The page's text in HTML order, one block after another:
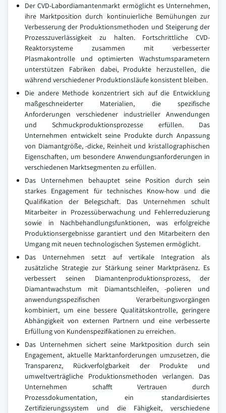
Der CVD-Labordiamantenmarkt ermöglicht es Unternehmen,
ihre Marktposition durch kontinuierliche Bemühungen zur
Verbesserung der Produktionsmethoden und Steigerung der
Prozesszuverlässigkeit zu halten. Fortschrittliche CVD-
Reaktorsysteme zusammen mit verbesserter
Plasmakontrolle und optimierten Wachstumsparametern
unterstützen Fabriken dabei, Produkte herzustellen, die
während verschiedener Produktionsläufe konsistent bleiben.
Die andere Methode konzentriert sich auf die Entwicklung
maßgeschneiderter Materialien, die spezifische
Anforderungen verschiedener industrieller Anwendungen
und Schmuckproduktionsprozesse erfüllen. Das
Unternehmen entwickelt seine Produkte durch Anpassung
von Diamantgröße, -dicke, Reinheit und kristallographischen
Eigenschaften, um besondere Anwendungsanforderungen in
verschiedenen Marktsegmenten zu erfüllen.
Das Unternehmen behauptet seine Position durch sein
starkes Engagement für technisches Know-how und die
Qualifikation der Belegschaft. Das Unternehmen schult
Mitarbeiter in Prozessüberwachung und Fehlerreduzierung
sowie in Nachbehandlungsfunktionen, was erfolgreiche
Produktionsergebnisse garantiert und den Mitarbeitern den
Umgang mit neuen technologischen Systemen ermöglicht.
Das Unternehmen setzt auf vertikale Integration als
zusätzliche Strategie zur Stärkung seiner Marktpräsenz. Es
verbessert seinen Diamantenproduktionsprozess, der
Diamantwachstum mit Diamantschleifen, -polieren und
anwendungsspezifischen Verarbeitungsvorgängen
kombiniert, um eine bessere Qualitätskontrolle, geringere
Abhängigkeit von externen Partnern und eine verbesserte
Erfüllung von Kundenspezifikationen zu erreichen.
Das Unternehmen sichert seine Marktposition durch sein
Engagement, aktuelle Marktanforderungen umzusetzen, die
Transparenz, Rückverfolgbarkeit der Produkte und
umweltverträgliche Produktionsmethoden verlangen. Das
Unternehmen schafft Vertrauen durch
Prozessdokumentation, ein standardisiertes
Zertifizierungssystem und die Fähigkeit, verschiedene